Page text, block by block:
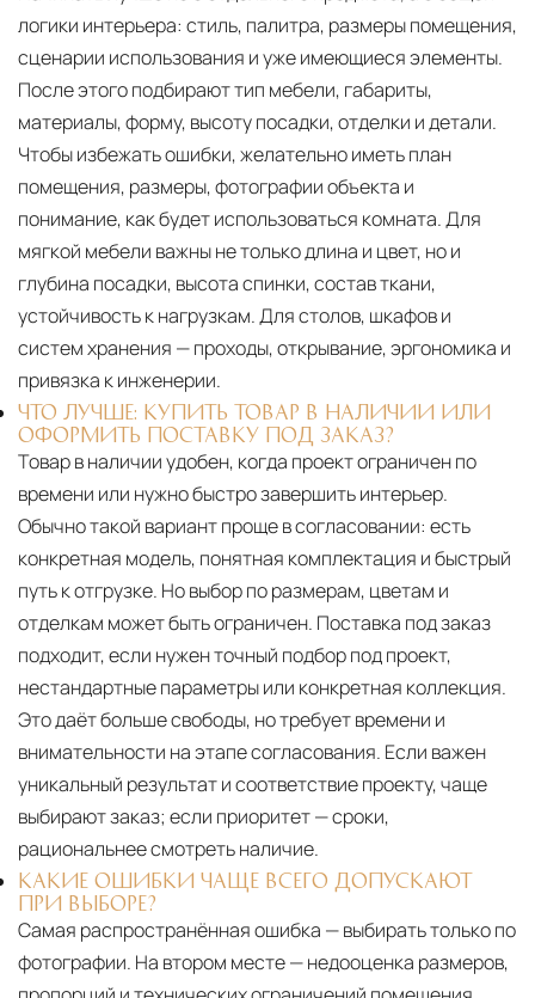
логики интерьера: стиль, палитра, размеры помещения,
сценарии использования и уже имеющиеся элементы.
После этого подбирают тип мебели, габариты,
материалы, форму, высоту посадки, отделки и детали.
Чтобы избежать ошибки, желательно иметь план
помещения, размеры, фотографии объекта и
понимание, как будет использоваться комната. Для
мягкой мебели важны не только длина и цвет, но и
глубина посадки, высота спинки, состав ткани,
устойчивость к нагрузкам. Для столов, шкафов и
систем хранения — проходы, открывание, эргономика и
привязка к инженерии.
ЧТО ЛУЧШЕ: КУПИТЬ ТОВАР В НАЛИЧИИ ИЛИ
ОФОРМИТЬ ПОСТАВКУ ПОД ЗАКАЗ?
Товар в наличии удобен, когда проект ограничен по
времени или нужно быстро завершить интерьер.
Обычно такой вариант проще в согласовании: есть
конкретная модель, понятная комплектация и быстрый
путь к отгрузке. Но выбор по размерам, цветам и
отделкам может быть ограничен. Поставка под заказ
подходит, если нужен точный подбор под проект,
нестандартные параметры или конкретная коллекция.
Это даёт больше свободы, но требует времени и
внимательности на этапе согласования. Если важен
уникальный результат и соответствие проекту, чаще
выбирают заказ; если приоритет — сроки,
рациональнее смотреть наличие.
КАКИЕ ОШИБКИ ЧАЩЕ ВСЕГО ДОПУСКАЮТ
ПРИ ВЫБОРЕ?
Самая распространённая ошибка — выбирать только по
фотографии. На втором месте — недооценка размеров,